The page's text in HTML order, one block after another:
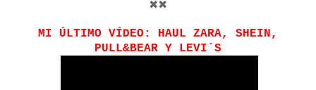
✖✖
MI ÚLTIMO VÍDEO: HAUL ZARA, SHEIN,
PULL&BEAR Y LEVI´S